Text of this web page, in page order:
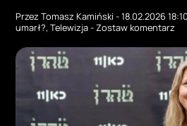
PrzezTomasz Kamiński-18.02.2026
umarł?,Telewizja-Zostaw komentarz